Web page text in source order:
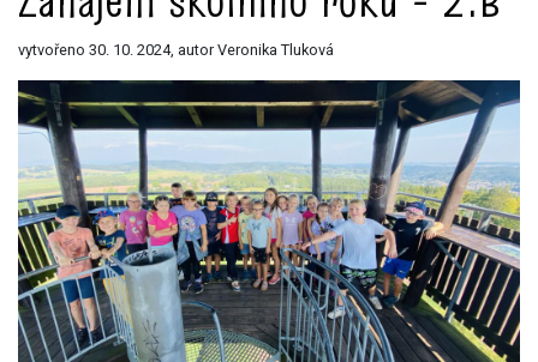
vytvořeno 30. 10. 2024, autor Veronika Tluková